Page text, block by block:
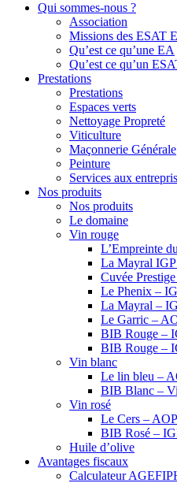
Qui sommes-nous ?
Association
Missions des ESAT
Qu’est ce qu’une EA
Qu’est ce qu’un
Prestations
Prestations
Espaces verts
Nettoyage Propreté
Viticulture
Maçonnerie Générale
Peinture
Services aux
Nos produits
Nos produits
Le domaine
Vin rouge
L’Empreinte
La Mayral
Cuvée
Le Phenix –
La Mayral –
Le Garric –
BIB Rouge –
BIB Rouge –
Vin blanc
Le lin bleu –
BIB Blanc –
Vin rosé
Le Cers –
BIB Rosé –
Huile d’olive
Avantages fiscaux
Calculateur